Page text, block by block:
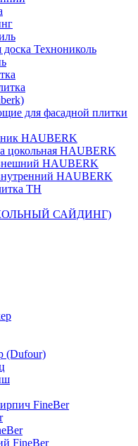
доска Технониколь
для фасадной плитки
HAUBERK
цокольная HAUBERK
HAUBERK
HAUBERK
ТН
САЙДИНГ)
(Dufour)
FineBer
FineBer